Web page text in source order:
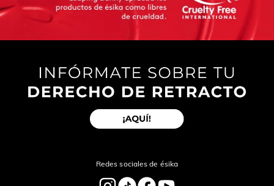
Redes sociales de ésika